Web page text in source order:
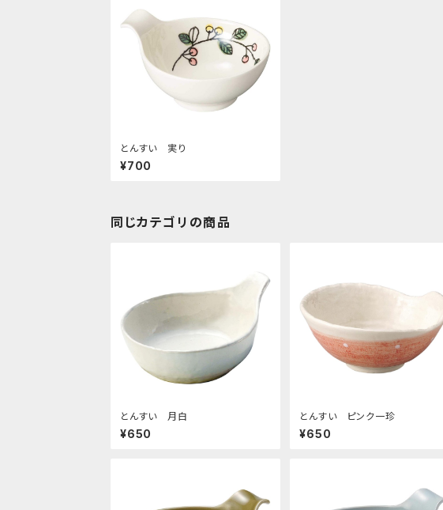
とんすい 実り
¥700
同じカテゴリの商品
とんすい 月白
¥650
とんすい ピンク一珍
¥650